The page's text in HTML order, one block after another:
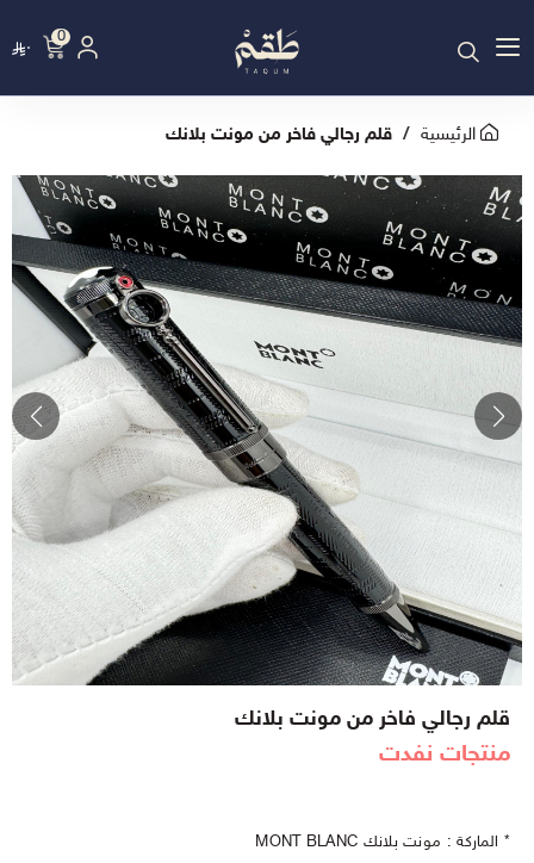
0 ٠
الرئيسية قلم رجالي فاخر من مونت بلانك
قلم رجالي فاخر من مونت بلانك
منتجات نفدت
* الماركة : مونت بلانك MONT BLANC